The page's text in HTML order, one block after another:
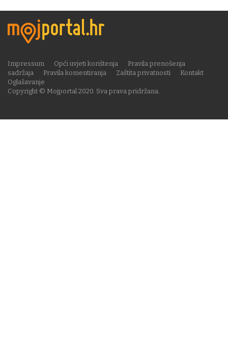
Copyright © Mojportal 2020. Sva prava pridržana.
Impressum Opći uvjeti korištenja
Pravila prenošenja
sadržaja
Pravila komentiranja Zaštita privatnosti
Kontakt
Oglašavanje